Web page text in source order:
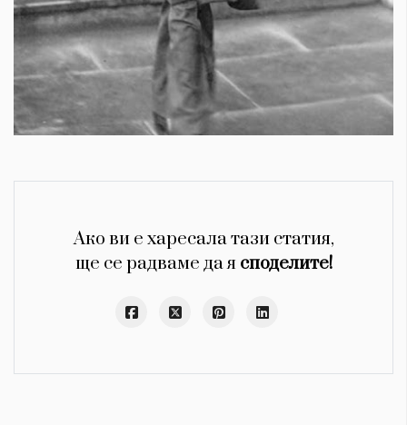
Ако ви е харесала тази статия,
ще се радваме да я споделите!